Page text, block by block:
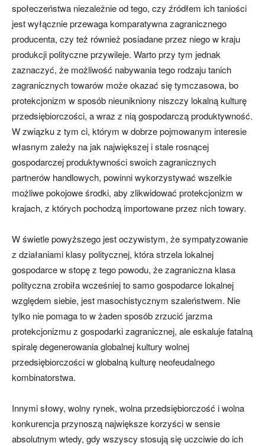
społeczeństwa niezależnie od tego, czy źródłem ich taniości
jest wyłącznie przewaga komparatywna zagranicznego
producenta, czy też również posiadane przez niego w kraju
produkcji polityczne przywileje. Warto przy tym jednak
zaznaczyć, że możliwość nabywania tego rodzaju tanich
zagranicznych towarów może okazać się tymczasowa, bo
protekcjonizm w sposób nieunikniony niszczy lokalną kulturę
przedsiębiorczości, a wraz z nią gospodarczą produktywność.
W związku z tym ci, którym w dobrze pojmowanym interesie
własnym zależy na jak największej i stale rosnącej
gospodarczej produktywności swoich zagranicznych
partnerów handlowych, powinni wykorzystywać wszelkie
możliwe pokojowe środki, aby zlikwidować protekcjonizm w
krajach, z których pochodzą importowane przez nich towary.
W świetle powyższego jest oczywistym, że sympatyzowanie
z działaniami klasy politycznej, która strzela lokalnej
gospodarce w stopę z tego powodu, że zagraniczna klasa
polityczna zrobiła wcześniej to samo gospodarce lokalnej
względem siebie, jest masochistycznym szaleństwem. Nie
tylko nie pomaga to w żaden sposób zrzucić jarzma
protekcjonizmu z gospodarki zagranicznej, ale eskaluje fatalną
spiralę degenerowania globalnej kultury wolnej
przedsiębiorczości w globalną kulturę neofeudalnego
kombinatorstwa.
Innymi słowy, wolny rynek, wolna przedsiębiorczość i wolna
konkurencja przynoszą największe korzyści w sensie
absolutnym wtedy, gdy wszyscy stosują się uczciwie do ich